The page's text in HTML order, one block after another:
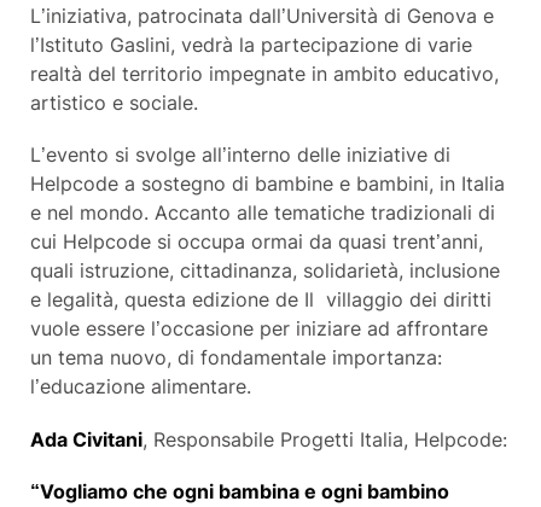
L’iniziativa, patrocinata dall’Università di Genova e
l’Istituto Gaslini, vedrà la partecipazione di varie
realtà del territorio impegnate in ambito educativo,
artistico e sociale.
L’evento si svolge all’interno delle iniziative di
Helpcode a sostegno di bambine e bambini, in Italia
e nel mondo. Accanto alle tematiche tradizionali di
cui Helpcode si occupa ormai da quasi trent’anni,
quali istruzione, cittadinanza, solidarietà, inclusione
e legalità, questa edizione de Il villaggio dei diritti
vuole essere l’occasione per iniziare ad affrontare
un tema nuovo, di fondamentale importanza:
l’educazione alimentare.
Ada Civitani, Responsabile Progetti Italia, Helpcode:
“Vogliamo che ogni bambina e ogni bambino